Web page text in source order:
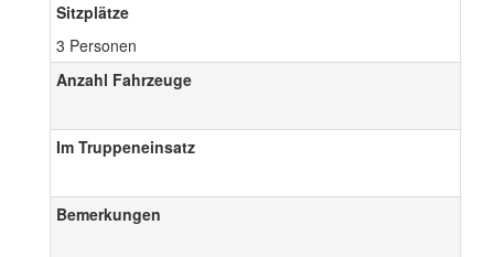
Sitzplätze
3 Personen
Anzahl Fahrzeuge
Im Truppeneinsatz
Bemerkungen